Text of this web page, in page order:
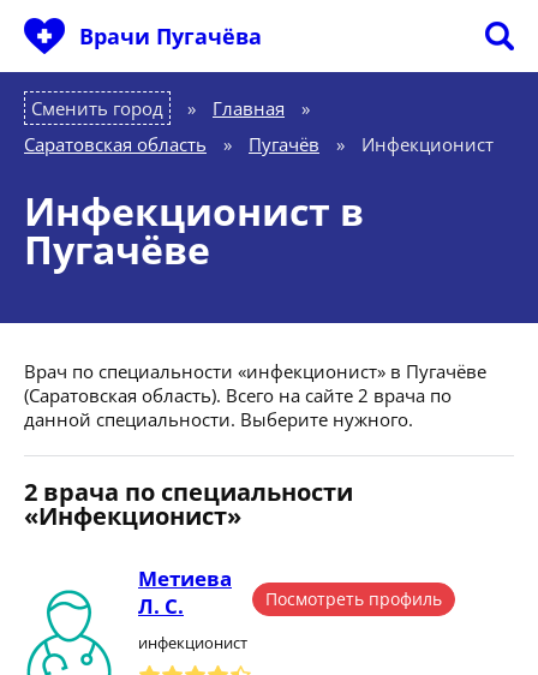
Врачи Пугачёва
Сменить город Главная
»
Саратовская область
» Пугачёв » Инфекционист
Инфекционист в
Пугачёве
Врач по специальности «инфекционист» в Пугачёве
(Саратовская область). Всего на сайте 2 врача по
данной специальности. Выберите нужного.
2 врача по специальности
«Инфекционист»
Метиева
Л. С.
инфекционист
Посмотреть профиль